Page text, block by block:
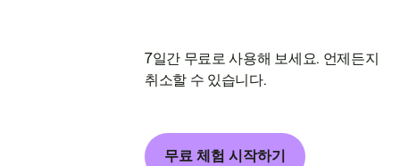
7일간 무료로 사용해 보세요. 언제든지
취소할 수 있습니다.
무료 체험 시작하기